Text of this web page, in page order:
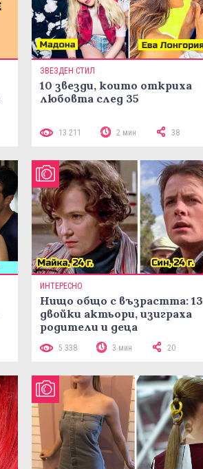
ЗВЕЗДЕН СТИЛ
10 звезди, които откриха
любовта след 35
13 211 2 мин 38
ИНТЕРЕСНО
Нищо общо с възрастта: 13
двойки актьори, изиграха
родители и деца
5 338 3 мин 20